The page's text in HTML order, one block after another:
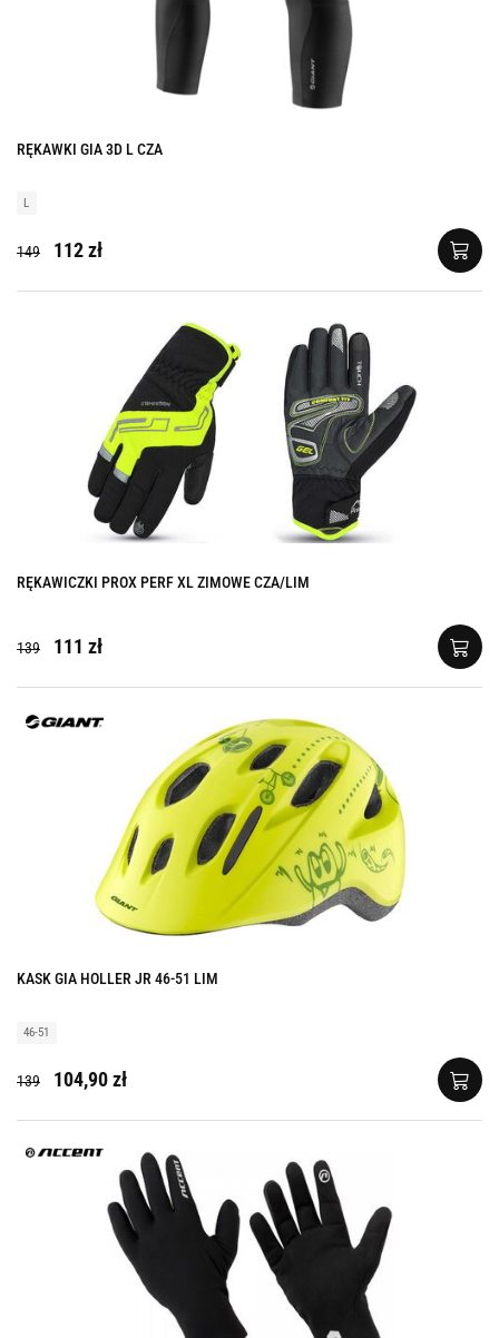
RĘKAWKI GIA 3D L CZA
L
149 112 zł
RĘKAWICZKI PROX PERF XL ZIMOWE CZA/LIM
139 111 zł
KASK GIA HOLLER JR 46-51 LIM
46-51
139 104,90 zł